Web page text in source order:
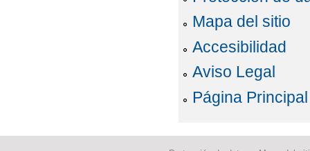
Mapa del sitio
Accesibilidad
Aviso Legal
Página Principal